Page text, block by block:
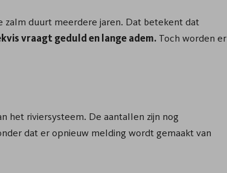
zalm duurt meerdere jaren. Dat betekent dat
vraagt geduld en lange adem. Toch worden er
het riviersysteem. De aantallen zijn nog
dat er opnieuw melding wordt gemaakt van